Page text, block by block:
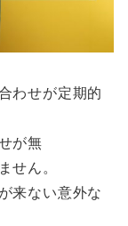
わせが定期的
が無
せん。
来ない意外な